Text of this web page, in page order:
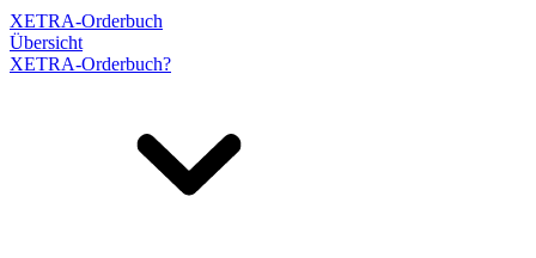
XETRA-Orderbuch
Übersicht
XETRA-Orderbuch?